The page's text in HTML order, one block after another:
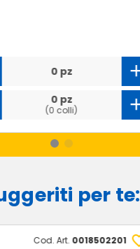
0 pz
0 pz
(0 colli)
per te:
Cod. Art. 0018502201